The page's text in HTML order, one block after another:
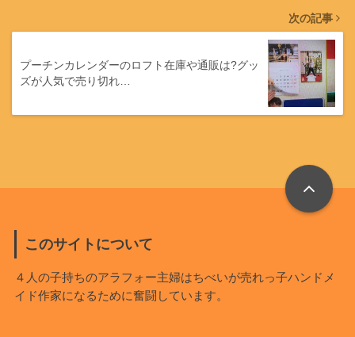
次の記事
プーチンカレンダーのロフト在庫や通販は?グッ
ズが人気で売り切れ…
このサイトについて
４人の子持ちのアラフォー主婦はちべいが売れっ子ハンドメ
イド作家になるために奮闘しています。